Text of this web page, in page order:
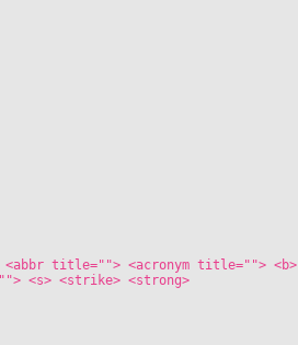
title=""> <acronym title=""> <b>
<s> <strike> <strong>